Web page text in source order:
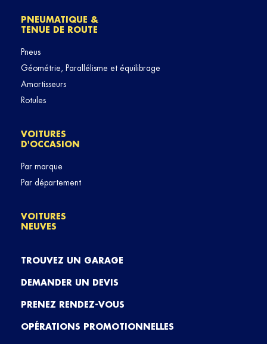
PNEUMATIQUE &
TENUE DE ROUTE
Pneus
Géométrie, Parallélisme et équilibrage
Amortisseurs
Rotules
VOITURES
D'OCCASION
Par marque
Par département
VOITURES
NEUVES
TROUVEZ UN GARAGE
DEMANDER UN DEVIS
PRENEZ RENDEZ-VOUS
OPÉRATIONS PROMOTIONNELLES